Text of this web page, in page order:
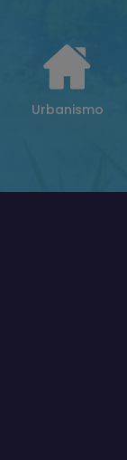
Urbanismo